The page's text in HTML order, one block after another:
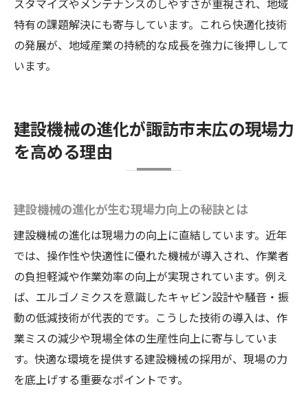
快適性向上が地域企業にもたらすメリットを徹
底解説
建設機械の快適性向上が企業成長を促進す
建設機械の快適装備が安全管理に貢献する
効果
業務効率化に寄与する建設機械快適性の重
建設機械の快適性が採用活動に及ぼす影響
地域企業の競争力強化を支える建設機械快
適化
建設機械の快適技術が働き方改革を後押し
建設機械快適技術が働き方改革に与える効
果
働く現場を変える建設機械の快適化事例紹
介
建設機械の快適性が生産性向上を可能にす
スタマイズやメンテナンスのしやすさが重視され、地域
特有の課題解決にも寄与しています。これら快適化技術
の発展が、地域産業の持続的な成長を強力に後押しして
います。
建設機械の進化が諏訪市末広の現場力
を高める理由
建設機械の進化が生む現場力向上の秘訣とは
建設機械の進化は現場力の向上に直結しています。近年
では、操作性や快適性に優れた機械が導入され、作業者
の負担軽減や作業効率の向上が実現されています。例え
ば、エルゴノミクスを意識したキャビン設計や騒音・振
動の低減技術が代表的です。こうした技術の導入は、作
業ミスの減少や現場全体の生産性向上に寄与していま
す。快適な環境を提供する建設機械の採用が、現場の力
を底上げする重要なポイントです。